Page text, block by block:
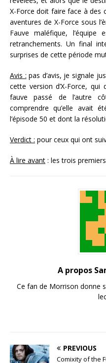
X-Force doit faire face à des
aventures de X-Force sous
Fauve maléfique, l’équipe
retranchements. Un final
surprises de cette période
Avis : pas d’avis, je signale
cette version d’X-Force,
fauve passé de l’autre
comprendre qu’elle avait
l’épisode 50 et dont la
Verdict : pour ceux qui ont
À lire avant : les trois
A propos
Ce fan de Morrison donne
PREVIOUS
Comixity of the